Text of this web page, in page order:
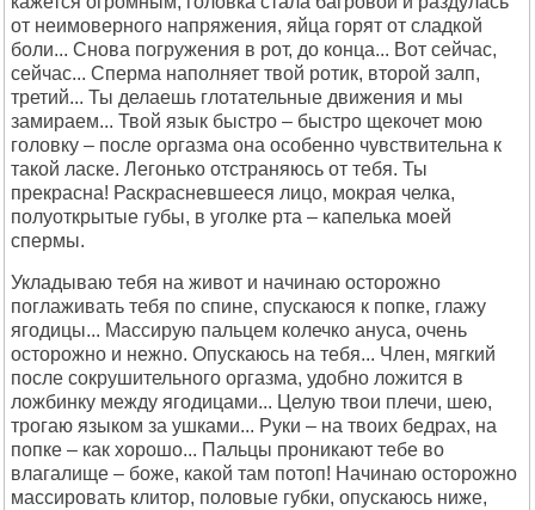
от неимоверного напряжения, яйца горят от сладкой
боли... Снова погружения в рот, до конца... Вот сейчас,
сейчас... Сперма наполняет твой ротик, второй залп,
третий... Ты делаешь глотательные движения и мы
замираем... Твой язык быстро – быстро щекочет мою
головку – после оргазма она особенно чувствительна к
такой ласке. Легонько отстраняюсь от тебя. Ты
прекрасна! Раскрасневшееся лицо, мокрая челка,
полуоткрытые губы, в уголке рта – капелька моей
спермы.
Укладываю тебя на живот и начинаю осторожно
поглаживать тебя по спине, спускаюся к попке, глажу
ягодицы... Массирую пальцем колечко ануса, очень
осторожно и нежно. Опускаюсь на тебя... Член, мягкий
после сокрушительного оргазма, удобно ложится в
ложбинку между ягодицами... Целую твои плечи, шею,
трогаю языком за ушками... Руки – на твоих бедрах, на
попке – как хорошо... Пальцы проникают тебе во
влагалище – боже, какой там потоп! Начинаю осторожно
массировать клитор, половые губки, опускаюсь ниже,